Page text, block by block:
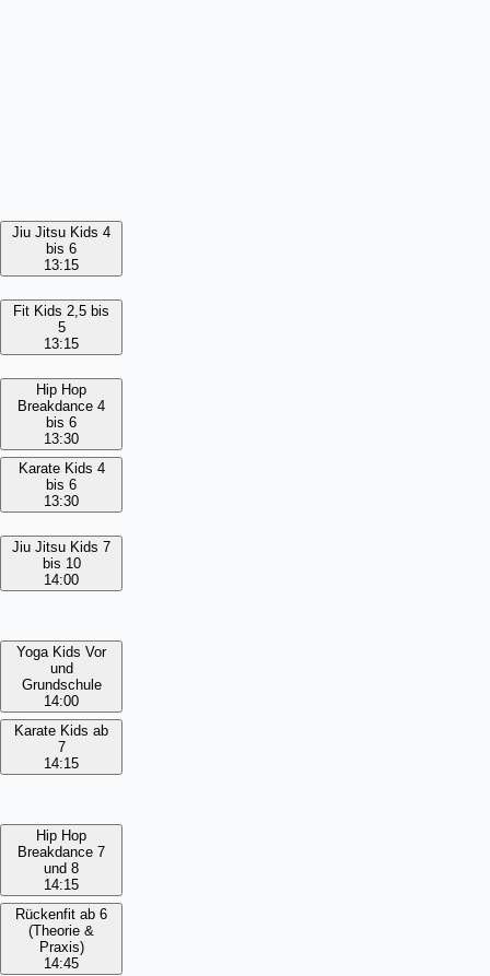
Jiu Jitsu Kids 4
bis 6
13:15
Fit Kids 2,5 bis
5
13:15
Hip Hop
Breakdance 4
bis 6
13:30
Karate Kids 4
bis 6
13:30
Jiu Jitsu Kids 7
bis 10
14:00
Yoga Kids Vor
und
Grundschule
14:00
Karate Kids ab
7
14:15
Hip Hop
Breakdance 7
und 8
14:15
Rückenfit ab 6
(Theorie &
Praxis)
14:45